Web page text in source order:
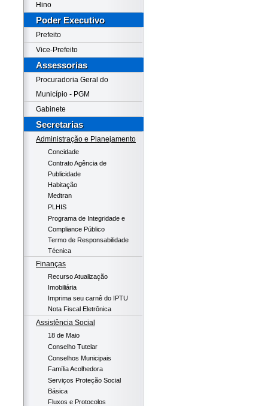
Hino
Poder Executivo
Prefeito
Vice-Prefeito
Assessorias
Procuradoria Geral do
Município - PGM
Gabinete
Secretarias
Administração e Planejamento
Concidade
Contrato Agência de
Publicidade
Habitação
Medtran
PLHIS
Programa de Integridade e
Compliance Público
Termo de Responsabilidade
Técnica
Finanças
Recurso Atualização
Imobiliária
Imprima seu carnê do IPTU
Nota Fiscal Eletrônica
Assistência Social
18 de Maio
Conselho Tutelar
Conselhos Municipais
Família Acolhedora
Serviços Proteção Social
Básica
Fluxos e Protocolos